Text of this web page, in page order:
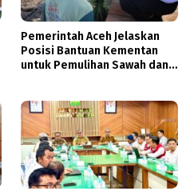
Pemerintah Aceh Jelaskan
Posisi Bantuan Kementan
untuk Pemulihan Sawah dan